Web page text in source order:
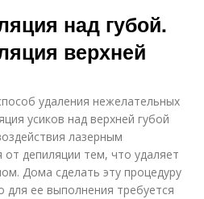
над губой.
верхней
удаления нежелательных
усиков над верхней губой
лазерным
от депиляции тем, что удаляет
Дома сделать эту процедуру
для ее выполнения требуется